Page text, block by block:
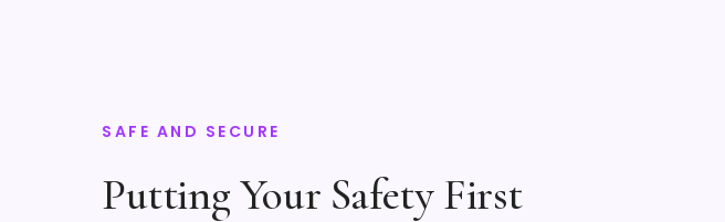
SAFE AND SECURE
Putting Your Safety First